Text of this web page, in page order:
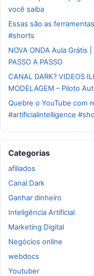
você saiba
Essas são as
#shorts
NOVA ONDA Aula Grátis
PASSO A PASSO
CANAL DARK? VIDEOS
MODELAGEM – Piloto
Quebre o YouTube com
#artificialintelligence
Categorias
afiliados
Canal Dark
Ganhar dinheiro
Inteligência Artificial
Marketing Digital
Negócios online
webdocs
Youtuber